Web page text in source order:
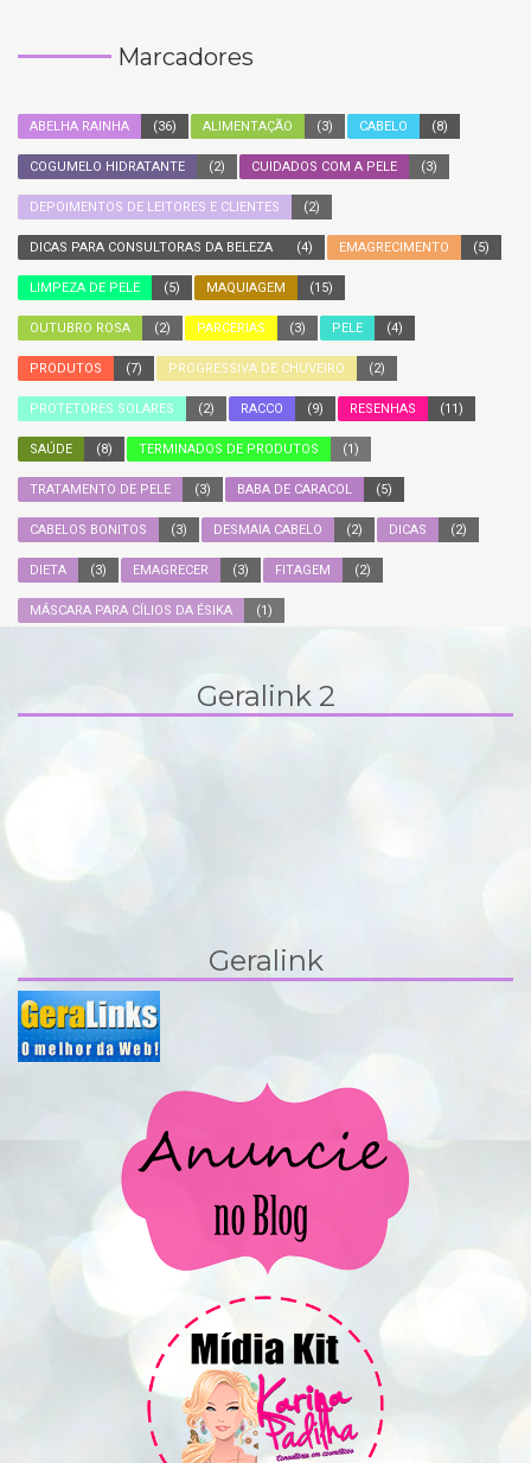
Marcadores
ABELHA RAINHA (36) ALIMENTAÇÃO (3) CABELO (8)
COGUMELO HIDRATANTE (2) CUIDADOS COM A PELE (3)
DEPOIMENTOS DE LEITORES E CLIENTES (2)
DICAS PARA CONSULTORAS DA BELEZA (4) EMAGRECIMENTO (5)
LIMPEZA DE PELE (5) MAQUIAGEM (15)
OUTUBRO ROSA (2) PARCERIAS (3) PELE (4)
PRODUTOS (7) PROGRESSIVA DE CHUVEIRO (2)
PROTETORES SOLARES (2) RACCO (9) RESENHAS (11)
SAÚDE (8) TERMINADOS DE PRODUTOS (1)
TRATAMENTO DE PELE (3) BABA DE CARACOL (5)
CABELOS BONITOS (3) DESMAIA CABELO (2) DICAS (2)
DIETA (3) EMAGRECER (3) FITAGEM (2)
MÁSCARA PARA CÍLIOS DA ÉSIKA (1)
Geralink 2
Geralink